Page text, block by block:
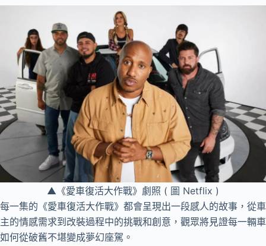
▲《愛車復活大作戰》劇照 ( 圖 Netflix )
每一集的《愛車復活大作戰》都會呈現出一段感人的故事，從車
主的情感需求到改裝過程中的挑戰和創意，觀眾將見證每一輛車
如何從破舊不堪變成夢幻座駕。